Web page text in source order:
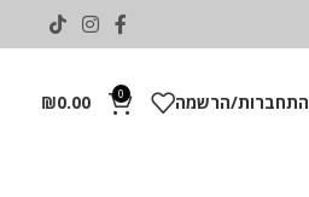
התחברות/הרשמה 0
₪0.00